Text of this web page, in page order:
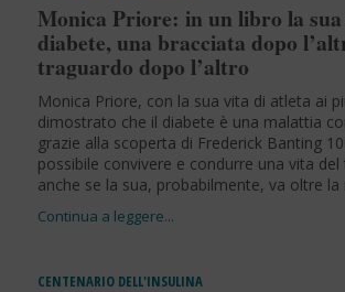
Monica Priore: in un libro la
diabete, una bracciata dopo
traguardo dopo l’altro
Monica Priore, con la sua vita di atleta ai
dimostrato che il diabete è una malattia
grazie alla scoperta di Frederick Banting
possibile convivere e condurre una vita
anche se la sua, probabilmente, va oltre la
CENTENARIO DELL'INSULINA